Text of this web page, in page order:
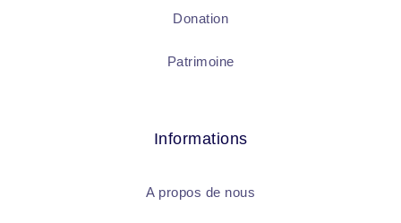
Donation
Patrimoine
Informations
A propos de nous